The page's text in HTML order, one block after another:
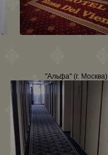
"Альфа" (г. Москва)